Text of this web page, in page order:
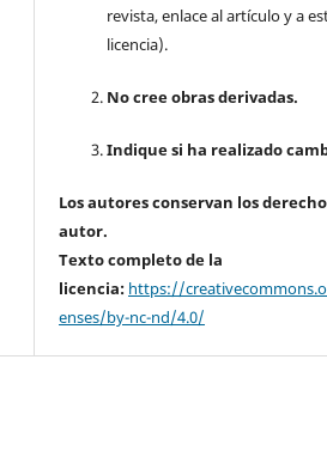
revista, enlace al artículo y a
licencia).
No cree obras derivadas.
Indique si ha realizado
Los autores conservan los
autor.
Texto completo de la
licencia: https://
enses/by-nc-nd/4.0/